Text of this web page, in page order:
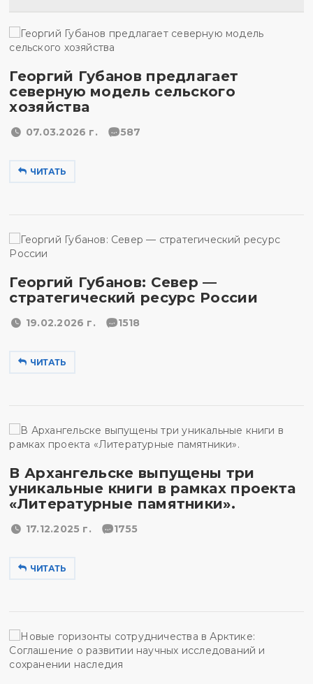
Георгий Губанов предлагает
северную модель сельского
хозяйства
07.03.2026 г. 587
ЧИТАТЬ
Георгий Губанов: Север —
стратегический ресурс России
19.02.2026 г. 1518
ЧИТАТЬ
В Архангельске выпущены три
уникальные книги в рамках проекта
«Литературные памятники».
17.12.2025 г. 1755
ЧИТАТЬ